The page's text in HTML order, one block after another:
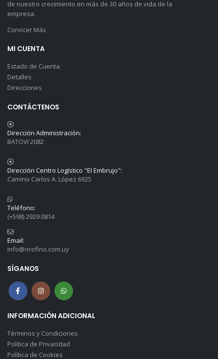
de nuestro crecimiento en más de 30 años de vida de la
empresa.
Conocer Más
MI CUENTA
Estado de Cuenta
Detalles
Direcciones
CONTÁCTENOS
Dirección Administración:
BATOVI 2082
Dirección Centro Logístico "El Embrujo":
Camino Carlos A. López 6925
Teléfono:
(+598) 2929.0814
Email:
info@orofino.com.uy
SÍGANOS
INFORMACIÓN ADICIONAL
Términos y Condiciones
Política de Privacidad
Política de Cookies